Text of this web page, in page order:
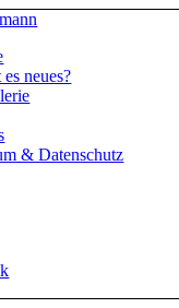
neues?
& Datenschutz